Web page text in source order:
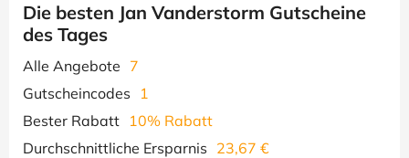
Die besten Jan Vanderstorm Gutscheine
des Tages
Alle Angebote 7
Gutscheincodes
1
Bester Rabatt 10% Rabatt
Durchschnittliche Ersparnis 23,67 €